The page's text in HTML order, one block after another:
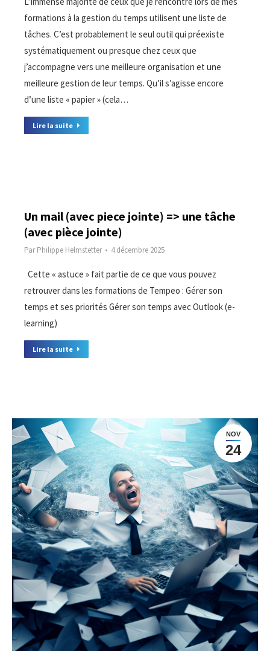
formations à la gestion du temps utilisent une liste de
tâches. C’est probablement le seul outil qui préexiste
systématiquement ou presque chez ceux que
j’accompagne vers une meilleure organisation et une
meilleure gestion de leur temps. Qu’il s’agisse encore
d’une liste « papier » (cela…
Lire la suite
Un mail (avec piece jointe) => une tâche
(avec pièce jointe)
ParPhilippe Helmstetter 4 décembre 2025
Cette « astuce » fait partie de ce que vous pouvez
retrouver dans les formations de Tempeo : Gérer son
temps et ses priorités Gérer son temps avec Outlook (e-
learning)
Lire la suite
NOV
24